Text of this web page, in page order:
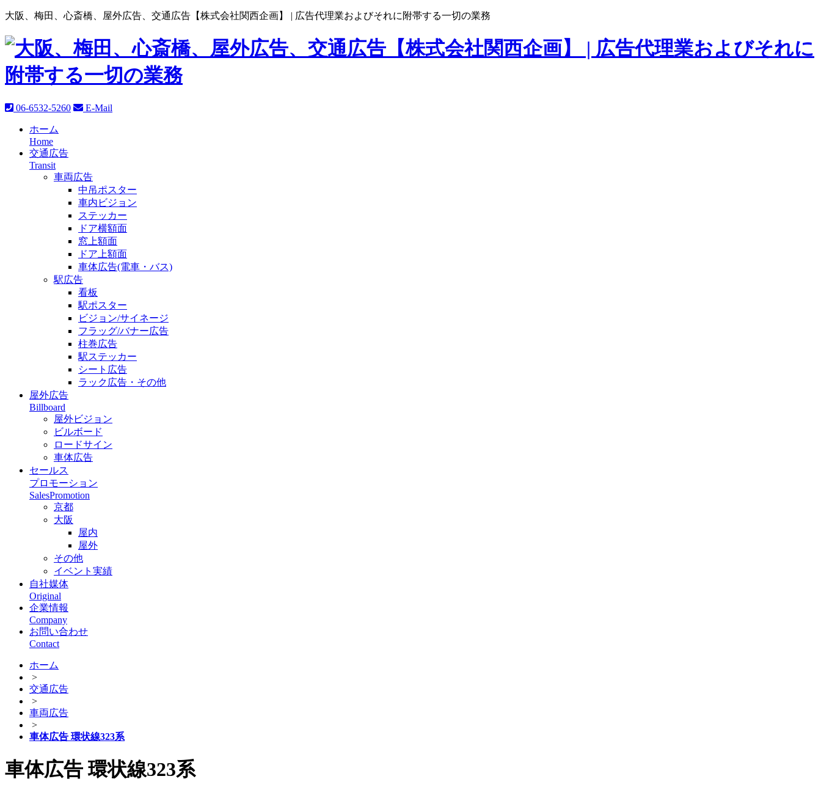
大阪、梅田、心斎橋、屋外広告、交通広告【株式会社関西企画】 | 広告代理業およびそれに附帯する一切の業務
06-6532-5260 E-Mail
ホーム
Home
交通広告
Transit
車両広告
中吊ポスター
車内ビジョン
ステッカー
ドア横額面
窓上額面
ドア上額面
車体広告(電車・バス)
駅広告
看板
駅ポスター
ビジョン/サイネージ
フラッグ/バナー広告
柱巻広告
駅ステッカー
シート広告
ラック広告・その他
屋外広告
Billboard
屋外ビジョン
ビルボード
ロードサイン
車体広告
セールス
プロモーション
SalesPromotion
京都
大阪
屋内
屋外
その他
イベント実績
自社媒体
Original
企業情報
Company
お問い合わせ
Contact
ホーム
>
交通広告
>
車両広告
>
車体広告 環状線323系
車体広告 環状線323系